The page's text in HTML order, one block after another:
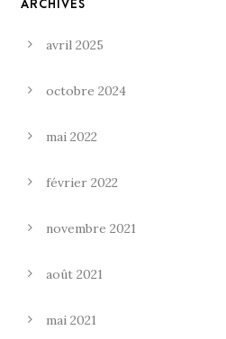
ARCHIVES
avril 2025
octobre 2024
mai 2022
février 2022
novembre 2021
août 2021
mai 2021